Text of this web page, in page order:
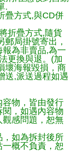
.
疊方式,與CD併
折疊方式,隨貨
郵局掛號寄出，
為非賣品,為一
更換與退。(加
壞海報毀損，商
送,派送過程如遇
容物，皆由發行
，如遇內容物
感問題，恕無
，如為拆封後所
概不負責，恕